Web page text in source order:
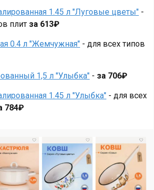
1.45 л "Луговые цветы" -
плит за 613₽
0.4 л "Жемчужная" - для всех типов
1,5 л "Улыбка" - за 706₽
1.45 л "Улыбка" - для всех
784₽